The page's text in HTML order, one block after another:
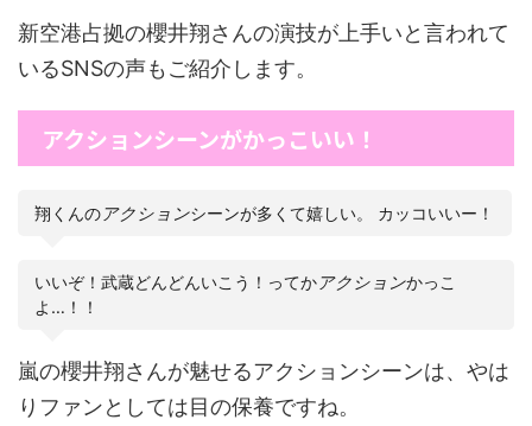
新空港占拠の櫻井翔さんの演技が上手いと言われて
いるSNSの声もご紹介します。
アクションシーンがかっこいい！
翔くんのアクションシーンが多くて嬉しい。 カッコいいー！
いいぞ！武蔵どんどんいこう！ってかアクションかっこ
よ…！！
嵐の櫻井翔さんが魅せるアクションシーンは、やは
りファンとしては目の保養ですね。